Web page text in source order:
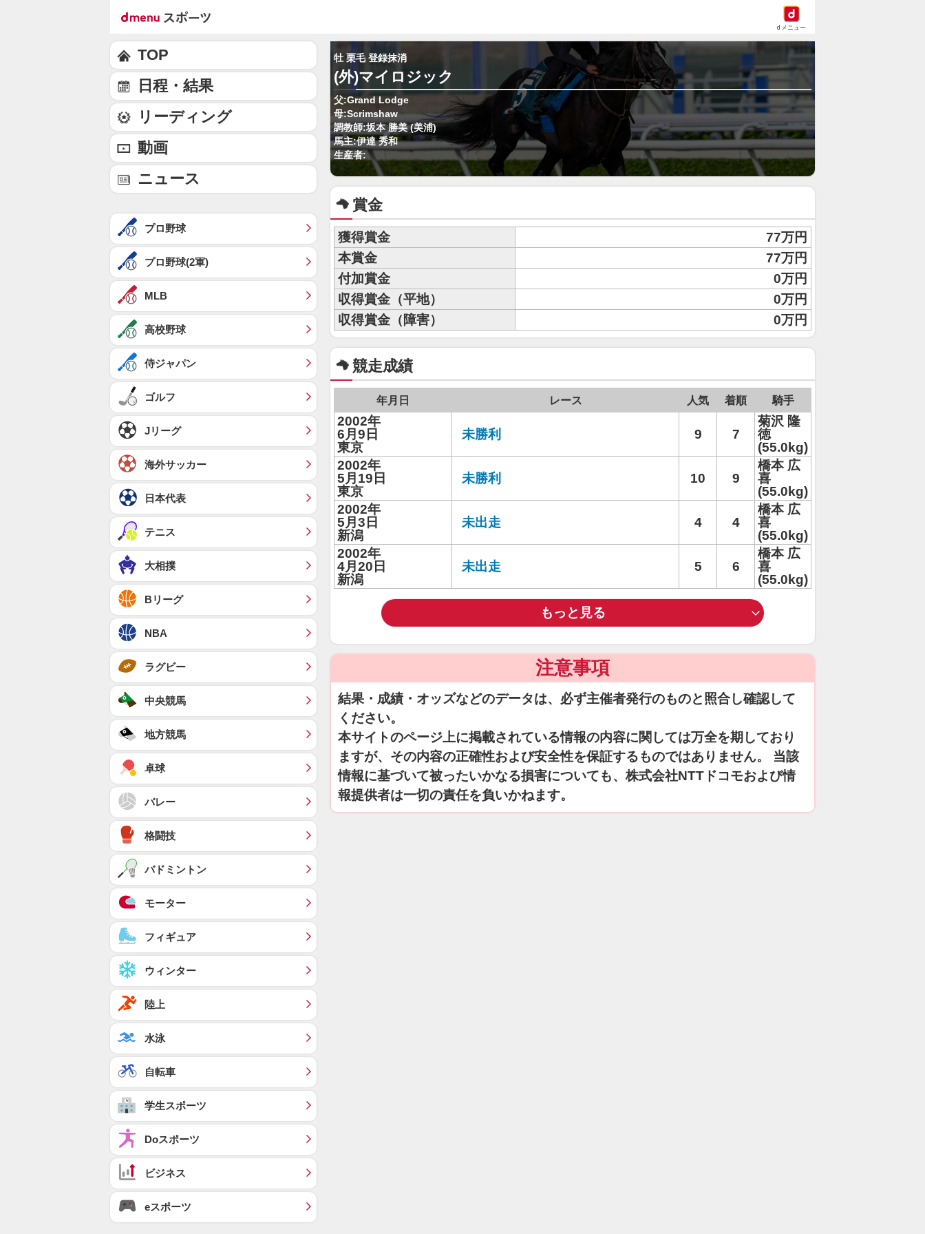
dメニュー
牡 栗毛 登録抹消
(外)マイロジック
父:Grand Lodge
母:Scrimshaw
調教師:坂本 勝美 (美浦)
馬主:伊達 秀和
生産者:
賞金
獲得賞金
77万円
本賞金
77万円
付加賞金
0万円
収得賞金（平地）
0万円
収得賞金（障害）
0万円
競走成績
年月日 レース 人気 着順 騎手
2002年
6月9日
東京
未勝利 9 7
菊沢 隆
徳
(55.0kg)
2002年
5月19日
東京
未勝利 10 9
橋本 広
喜
(55.0kg)
2002年
5月3日
新潟
未出走 4 4
橋本 広
喜
(55.0kg)
2002年
4月20日
新潟
未出走 5 6
橋本 広
喜
(55.0kg)
もっと見る
注意事項
結果・成績・オッズなどのデータは、必ず主催者発行のものと照合し確認して
ください。
本サイトのページ上に掲載されている情報の内容に関しては万全を期しており
ますが、その内容の正確性および安全性を保証するものではありません。 当該
情報に基づいて被ったいかなる損害についても、株式会社NTTドコモおよび情
報提供者は一切の責任を負いかねます。
TOP
日程・結果
リーディング
動画
ニュース
プロ野球
プロ野球(2軍)
MLB
高校野球
侍ジャパン
ゴルフ
Jリーグ
海外サッカー
日本代表
テニス
大相撲
Bリーグ
NBA
ラグビー
中央競馬
地方競馬
卓球
バレー
格闘技
バドミントン
モーター
フィギュア
ウィンター
陸上
水泳
自転車
学生スポーツ
Doスポーツ
ビジネス
eスポーツ